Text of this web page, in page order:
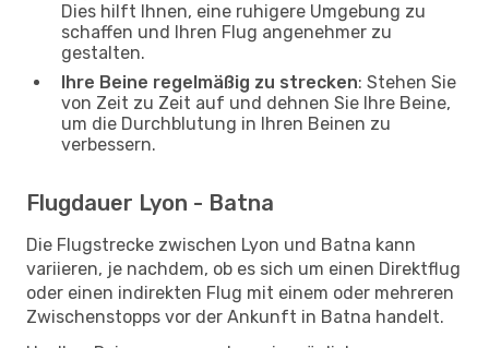
Dies hilft Ihnen, eine ruhigere Umgebung zu
schaffen und Ihren Flug angenehmer zu
gestalten.
Ihre Beine regelmäßig zu strecken: Stehen Sie
von Zeit zu Zeit auf und dehnen Sie Ihre Beine,
um die Durchblutung in Ihren Beinen zu
verbessern.
Flugdauer Lyon - Batna
Die Flugstrecke zwischen Lyon und Batna kann
variieren, je nachdem, ob es sich um einen Direktflug
oder einen indirekten Flug mit einem oder mehreren
Zwischenstopps vor der Ankunft in Batna handelt.